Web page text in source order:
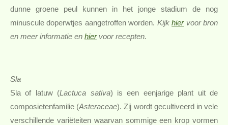
dunne groene peul kunnen in het jonge stadium de nog
minuscule doperwtjes aangetroffen worden. Kijk hier voor bron
en meer informatie en hier voor recepten.
Sla
Sla of latuw (Lactuca sativa) is een eenjarige plant uit de
composietenfamilie (Asteraceae). Zij wordt gecultiveerd in vele
verschillende variëteiten waarvan sommige een krop vormen